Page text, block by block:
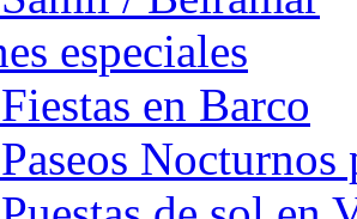
especiales
Fiestas en Barco
Paseos